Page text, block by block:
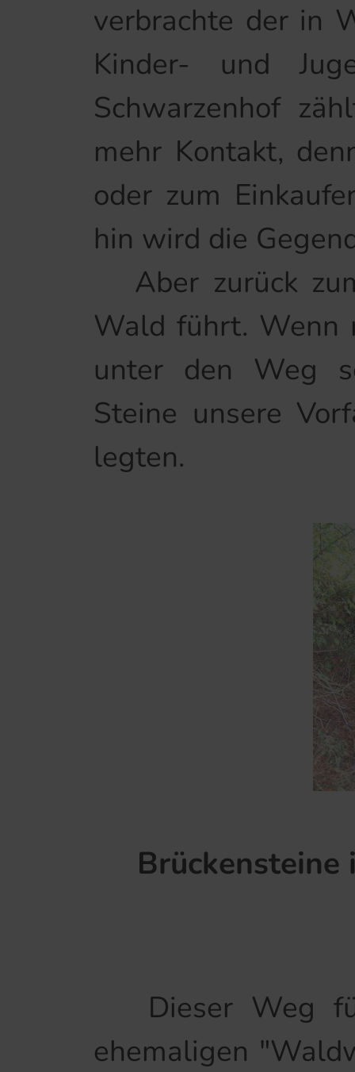
verbrachte der in
Kinder- und
Schwarzenhof
mehr Kontakt,
oder zum
hin wird die
Aber zurück
Wald führt. Wenn
unter den Weg
Steine unsere
legten.
Dieser Weg
ehemaligen